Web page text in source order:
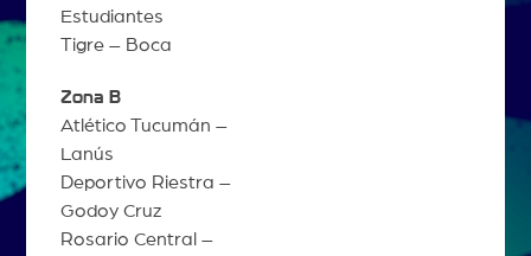
Estudiantes
Tigre – Boca
Zona B
Atlético Tucumán –
Lanús
Deportivo Riestra –
Godoy Cruz
Rosario Central –